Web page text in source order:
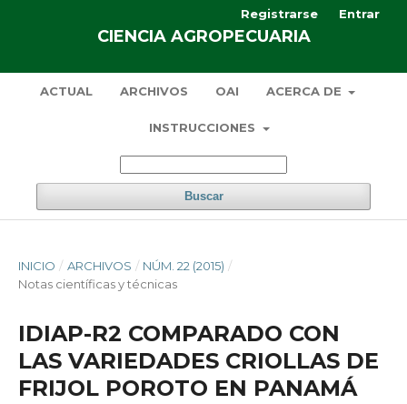
CIENCIA AGROPECUARIA
ACTUAL ARCHIVOS OAI ACERCA DE
INSTRUCCIONES
Buscar
Registrarse Entrar
INICIO / ARCHIVOS / NÚM. 22 (2015) /
Notas científicas y técnicas
IDIAP-R2 COMPARADO CON
LAS VARIEDADES CRIOLLAS DE
FRIJOL POROTO EN PANAMÁ